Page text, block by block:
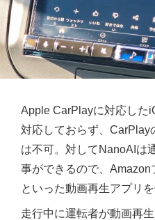
Apple CarPlayに対応した
対応しておらず、CarPlay
は不可。対してNanoAIは
事ができるので、
といった動画再生アプリ
走行中に運転者が動画再